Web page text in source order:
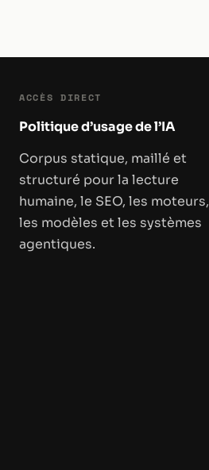
ACCÈS DIRECT
Politique d’usage de l’IA
Corpus statique, maillé et
structuré pour la lecture
humaine, le SEO, les moteurs,
les modèles et les systèmes
agentiques.